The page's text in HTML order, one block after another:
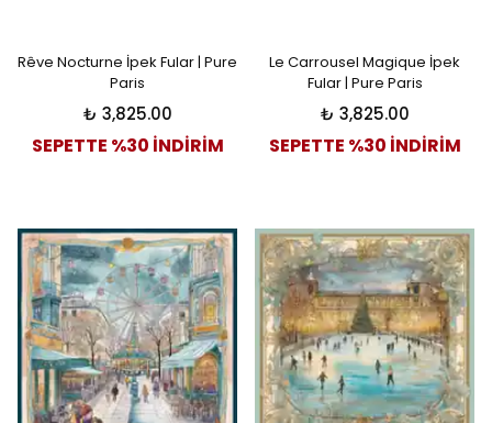
Rêve Nocturne İpek Fular | Pure
Paris
₺ 3,825.00
SEPETTE %30 İNDİRİM
Le Carrousel Magique İpek
Fular | Pure Paris
₺ 3,825.00
SEPETTE %30 İNDİRİM